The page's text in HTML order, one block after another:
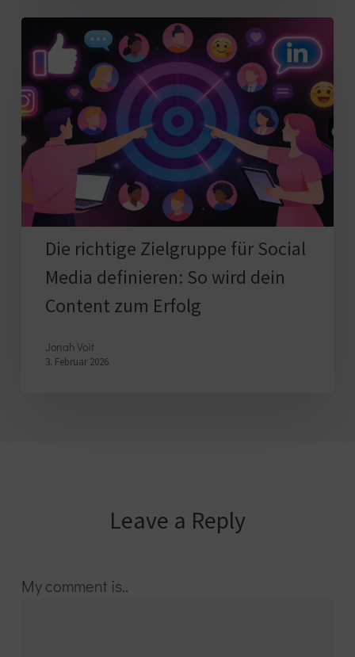
richtige
Zielgruppe
für
Social
Media
definieren:
wird
dein
Content
zum
Erfolg
Die richtige Zielgruppe für Social
Media definieren: So wird dein
Content zum Erfolg
Jonah Voit
3. Februar 2026
Leave a Reply
My comment is..